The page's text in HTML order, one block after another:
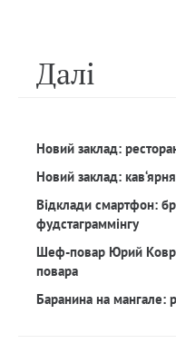
Далi
Новий заклад:
Новий заклад:
Відклади смартфон:
фудстаграммінгу
Шеф-повар Юрий
повара
Баранина на мангале: